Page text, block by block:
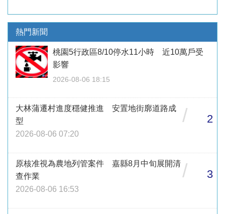
熱門新聞
桃園5行政區8/10停水11小時 近10萬戶受
影響
2026-08-06 18:15
大林蒲遷村進度穩健推進 安置地街廓道路成
型
2026-08-06 07:20
/ 2
原核准視為農地列管案件 嘉縣8月中旬展開清
查作業
2026-08-06 16:53
/ 3